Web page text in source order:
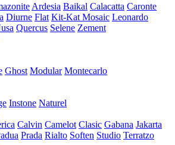
Ardesia Baikal Calacatta Caronte
Diurne Flat Kit-Kat Mosaic Leonardo
Quercus Selene Zement
Ghost Modular Montecarlo
Instone Naturel
Calvin Camelot Clasic Gabana Jakarta
Prada Rialto Soften Studio Terratzo